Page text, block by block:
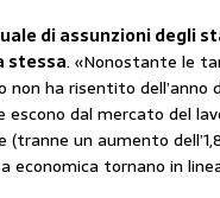
di assunzioni degli
stessa. «Nonostante le
ha risentito dell’anno
dal mercato del
un aumento
economica tornano in